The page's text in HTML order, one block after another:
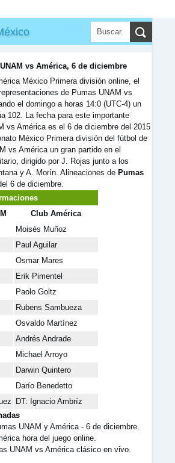
vs América, 6 de diciembre
México Primera división online, el
de Pumas UNAM vs
el domingo a horas 14:0 (UTC-4) un
102. La fecha para este importante
vs América es el 6 de diciembre del 2015
México Primera división del fútbol de
vs América un gran partido en el
dirigido por J. Rojas junto a los
y A. Morín. Alineaciones de Pumas
6 de diciembre.
Club América
Moisés Muñoz
Paul Aguilar
Osmar Mares
Erik Pimentel
Paolo Goltz
Rubens Sambueza
Osvaldo Martínez
Andrés Andrade
Michael Arroyo
Darwin Quintero
Darío Benedetto
DT: Ignacio Ambríz
UNAM y América - 6 de diciembre.
hora del juego online.
UNAM vs América clásico en vivo.
▼